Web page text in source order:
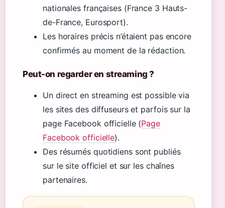
nationales françaises (France 3 Hauts-
de-France, Eurosport).
Les horaires précis n’étaient pas encore
confirmés au moment de la rédaction.
Peut-on regarder en streaming ?
Un direct en streaming est possible via
les sites des diffuseurs et parfois sur la
page Facebook officielle (Page
Facebook officielle).
Des résumés quotidiens sont publiés
sur le site officiel et sur les chaînes
partenaires.